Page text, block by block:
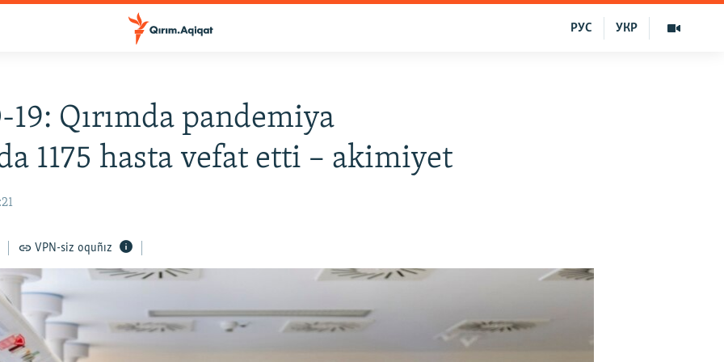
УКР
РУС
19: Qırımda pandemiya
1175 hasta vefat etti – akimiyet
VPN-siz oquñız